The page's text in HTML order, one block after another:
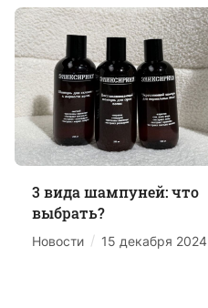
3 вида шампуней: что
выбрать?
Новости / 15 декабря 2024